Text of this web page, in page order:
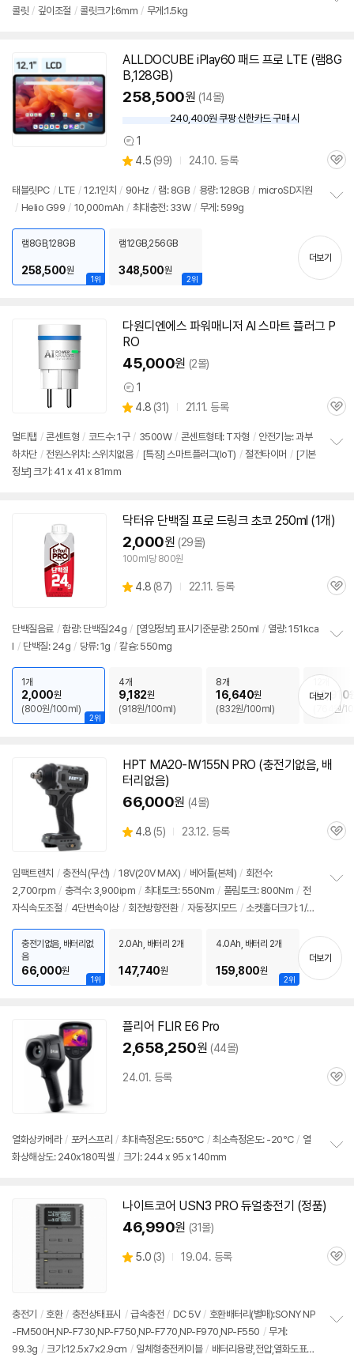
콜릿 / 깊이조절 / 콜릿크기:6mm / 무게:1.5kg
치
ALLDOCUBE iPlay60 패드 프로 LTE (램8G
B,128GB)
258,500원 (14몰)
우
할
인
240,400원 쿠팡 신한카드 구매 시
상
품
견
1
별
점
4.5 (상
리
뷰
99) 24.10. 등록
관
태블릿PC / LTE / 12.1인치 / 90Hz / 램: 8GB / 용량: 128GB / microSD지원
/ Helio G99 / 10,000mAh / 최대충전: 33W / 무게: 599g
치
기
1위
램8GB,128GB
258,500원
2위
램12GB,256GB
348,500원
더보기
다원디엔에스 파워매니저 AI 스마트 플러그 P
RO
45,000원 (2몰)
상
품
견
1
별
점
4.8 (상
리
뷰
31) 21.11. 등록
관
멀티탭 / 콘센트형 / 코드수: 1구 / 3500W / 콘센트형태: T자형 / 안전기능: 과부
하차단 / 전원스위치: 스위치없음 / [특징] 스마트플러그(IoT) / 절전타이머 / [기본
정보] 크기: 41 x 41 x 81mm
닥터유 단백질 프로 드링크 초코 250ml (1개)
2,000원 (29몰)
100ml당 800원
별
4.8 (상
87) 22.11. 등록
관
단백질음료 / 함량: 단백질24g / [영양정보] 표시기준분량: 250ml / 열량: 151kca
l / 단백질: 24g / 당류: 1g / 칼슘: 550mg
치
기
2위
1개
2,000원
(800원/100ml)
4개
9,182원
(918원/100ml)
8개
16,640원
(832원/100ml)
22,910
(764원/
더보기
HPT MA20-IW155N PRO (충전기없음, 배
터리없음)
66,000원 (4몰)
별
4.8 (상
뷰
5) 23.12. 등록
관
임팩트렌치 / 충전식(무선) / 18V(20V MAX) / 베어툴(본체) / 회전수:
2,700rpm / 충격수: 3,900ipm / 최대토크: 550Nm / 풀림토크: 800Nm / 전
자식속도조절 / 4단변속이상 / 회전방향전환 / 자동정지모드 / 소켓홀더크기: 1/2
마끼다 / 크기: 147 x 210mm
기
1위
충전기없음, 배터리없
음
66,000원
2.0Ah, 배터리 2개
147,740원
2위
4.0Ah, 배터리 2개
159,800원
더보기
플리어 FLIR E6 Pro
2,658,250원 (44몰)
24.01. 등록
관
열화상카메라 / 포커스프리 / 최대측정온도: 550℃ / 최소측정온도: -20℃ / 열
화상해상도: 240x180픽셀 / 크기: 244 x 95 x 140mm
나이트코어 USN3 PRO 듀얼충전기 (정품)
46,990원 (31몰)
별
5.0 (상
뷰
3) 19.04. 등록
관
충전기 / 호환 / 충전상태표시 / 급속충전 / DC 5V / 호환배터리(별매):SONY NP
-FM500H,NP-F730,NP-F750,NP-F770,NP-F970,NP-F550 / 무게:
99.3g / 크기:12.5x7x2.9cm / 일체형충전케이블 / 배터리용량,전압,열화도표